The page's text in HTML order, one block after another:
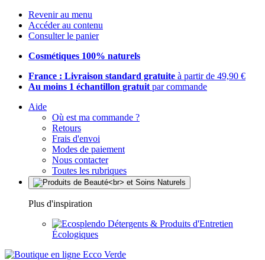
Revenir au menu
Accéder au contenu
Consulter le panier
Cosmétiques 100% naturels
France : Livraison standard gratuite à partir de 49,90 €
Au moins 1 échantillon gratuit par commande
Aide
Où est ma commande ?
Retours
Frais d'envoi
Modes de paiement
Nous contacter
Toutes les rubriques
Plus d'inspiration
Détergents & Produits d'Entretien
Écologiques